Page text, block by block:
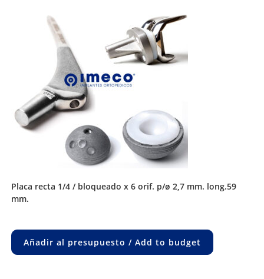
placa recta 1/4 / bloqueado x 6 orif. p/ø 2,7 mm. long.59
mm.
Añadir al presupuesto / Add to budget